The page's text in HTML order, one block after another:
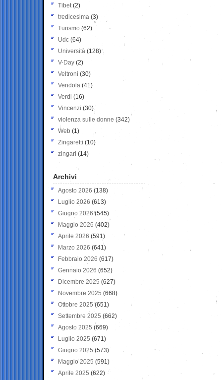
Tibet(2)
tredicesima (3)
Turismo (62)
Udc (64)
Università (128)
V-Day (2)
Veltroni (30)
Vendola (41)
Verdi (16)
Vincenzi (30)
violenza sulle donne (342)
Web (1)
Zingaretti (10)
zingari (14)
Archivi
Agosto 2026 (138)
Luglio 2026 (613)
Giugno 2026 (545)
Maggio 2026 (402)
Aprile 2026 (591)
Marzo 2026 (641)
Febbraio 2026 (617)
Gennaio 2026 (652)
Dicembre 2025 (627)
Novembre 2025 (668)
Ottobre 2025 (651)
Settembre 2025 (662)
Agosto 2025 (669)
Luglio 2025 (671)
Giugno 2025 (573)
Maggio 2025 (591)
Aprile 2025 (622)